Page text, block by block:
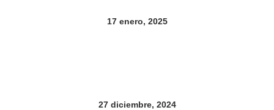
17 enero, 2025
27 diciembre, 2024